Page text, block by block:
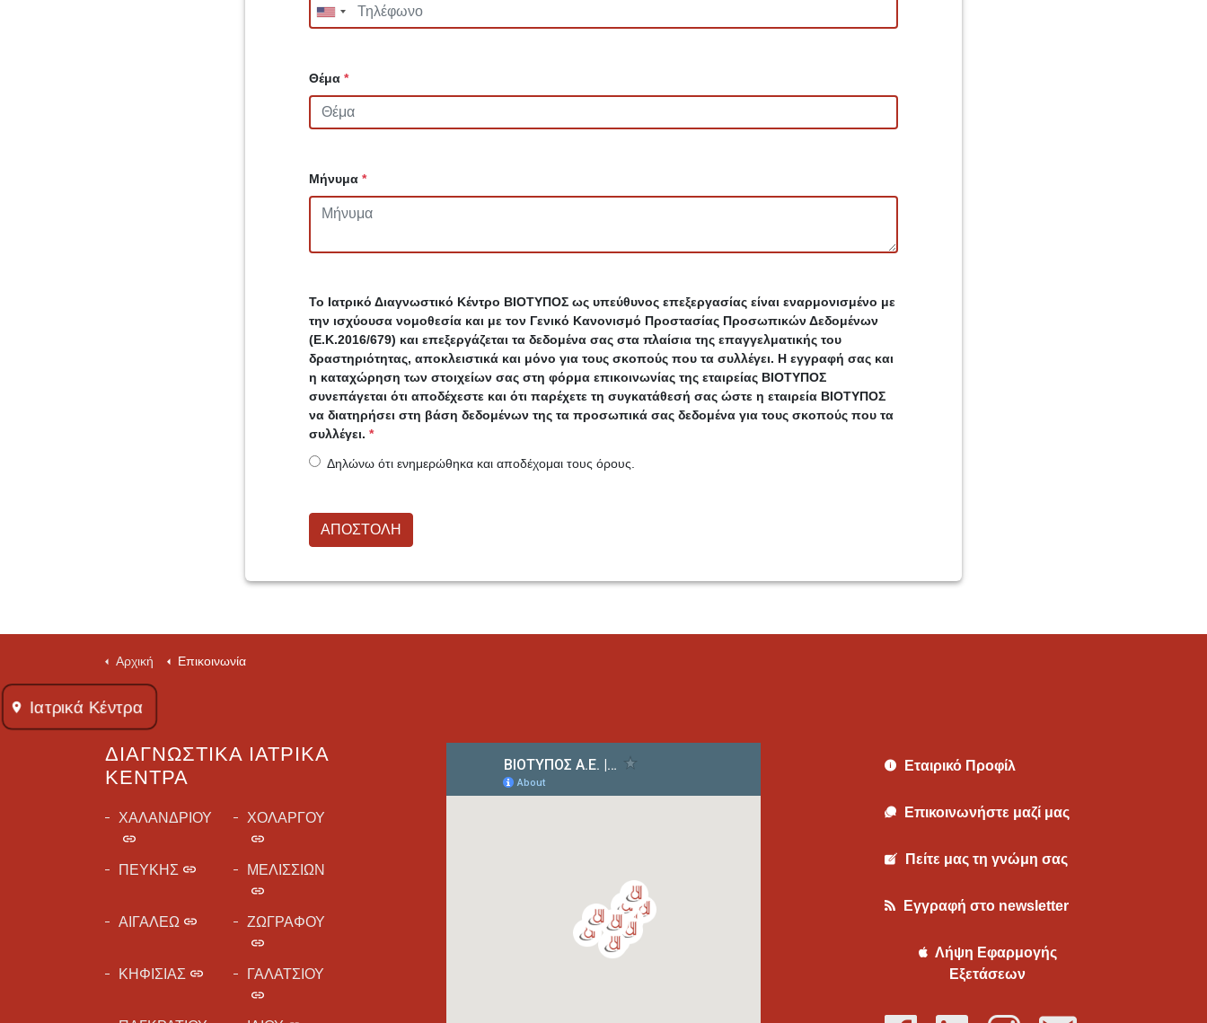
Αρχική Επικοινωνία
ΔΙΑΓΝΩΣΤΙΚΆ ΙΑΤΡΙΚΆ
ΚΈΝΤΡΑ
ΧΑΛΑΝΔΡΙΟΥ ΧΟΛΑΡΓΟΥ
ΠΕΥΚΗΣ ΜΕΛΙΣΣΙΩΝ
ΑΙΓΑΛΕΩ ΖΩΓΡΑΦΟΥ
ΚΗΦΙΣΙΑΣ ΓΑΛΑΤΣΙΟΥ
Εταιρικό Προφίλ
Επικοινωνήστε μαζί μας
Πείτε μας τη γνώμη σας
Εγγραφή στο newsletter
Λήψη Εφαρμογής
Εξετάσεων
Ιατρικά Kέντρα